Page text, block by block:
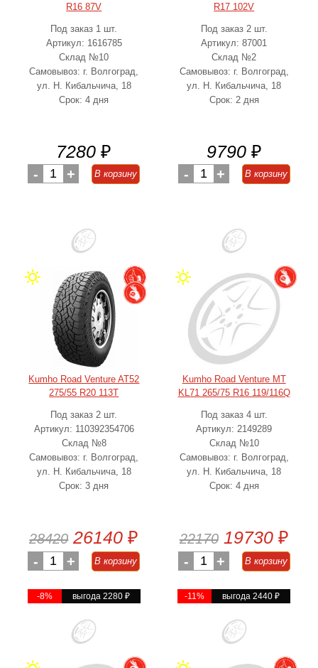
R16 87V
Под заказ 1 шт.
Артикул: 1616785
Склад №10
Самовывоз: г. Волгоград,
ул. Н. Кибальчича, 18
Срок: 4 дня
7280 ₽
- 1 + В корзину
R17 102V
Под заказ 2 шт.
Артикул: 87001
Склад №2
Самовывоз: г. Волгоград,
ул. Н. Кибальчича, 18
Срок: 2 дня
9790 ₽
- 1 + В корзину
Kumho Road Venture AT52
275/55 R20 113T
Под заказ 2 шт.
Артикул: 110392354706
Склад №8
Самовывоз: г. Волгоград,
ул. Н. Кибальчича, 18
Срок: 3 дня
28420 26140 ₽
- 1 + В корзину
-8% выгода 2280 ₽
Kumho Road Venture MT
KL71 265/75 R16 119/116Q
Под заказ 4 шт.
Артикул: 2149289
Склад №10
Самовывоз: г. Волгоград,
ул. Н. Кибальчича, 18
Срок: 4 дня
22170 19730 ₽
- 1 + В корзину
-11% выгода 2440 ₽